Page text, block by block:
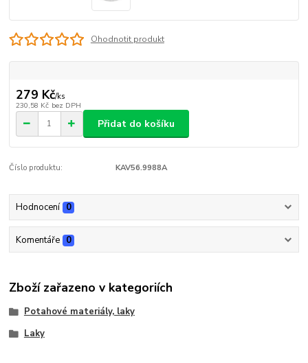
Ohodnotit produkt
279 Kč/ks
230,58 Kč bez DPH
Přidat do košíku
Číslo produktu: KAV56.9988A
Hodnocení 0
Komentáře 0
Zboží zařazeno v kategoriích
Potahové materiály, laky
Laky